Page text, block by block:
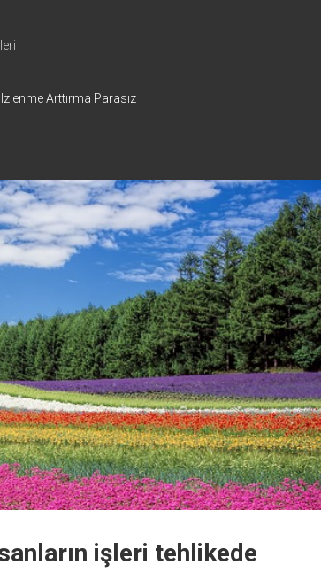
Arttırma Parasız
işleri tehlikede